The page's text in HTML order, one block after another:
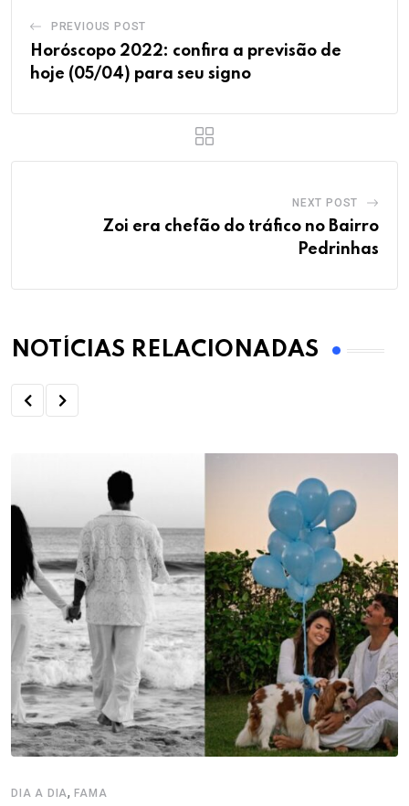
PREVIOUS POST
Horóscopo 2022: confira a previsão de
hoje (05/04) para seu signo
NEXT POST
Zoi era chefão do tráfico no Bairro
Pedrinhas
NOTÍCIAS RELACIONADAS
DIA A DIA,FAMA